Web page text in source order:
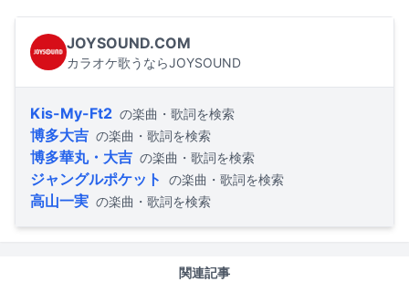
JOYSOUND.COM
カラオケ歌うならJOYSOUND
Kis-My-Ft2 の楽曲・歌詞を検索
博多大吉 の楽曲・歌詞を検索
博多華丸・大吉 の楽曲・歌詞を検索
ジャングルポケット の楽曲・歌詞を検索
高山一実 の楽曲・歌詞を検索
関連記事